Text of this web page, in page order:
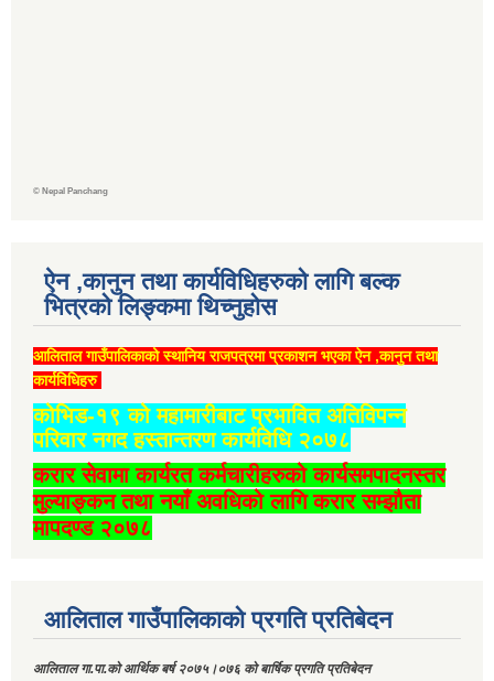
© Nepal Panchang
ऐन ,कानुन तथा कार्यविधिहरुको लागि बल्क
भित्रको लिङ्कमा थिच्‍नुहोस
आलिताल गाउँपालिकाको स्थानिय राजपत्रमा प्रकाशन भएका ऐन ,कानुन तथा
कार्यविधिहरु
कोभिड-१९ को महामारीबाट प्रभावित अतिविपन्न
परिवार नगद हस्तान्तरण कार्यविधि २०७८
करार सेवामा कार्यरत कर्मचारीहरुको कार्यसमपादनस्तर
मुल्याङ्कन तथा नयाँ अवधिको लागि करार सम्झौता
मापदण्ड २०७८
आलिताल गाउँपालिकाको प्रगति प्रतिबेदन
आलिताल गा.पा.को आर्थिक बर्ष २०७५।०७६ को बार्षिक प्रगति प्रतिबेदन